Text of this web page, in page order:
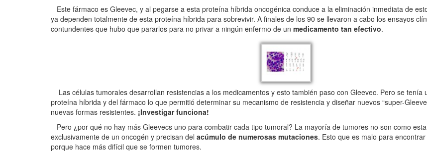
Este fármaco es Gleevec, y al pegarse a esta proteína híbrida oncogénica conduce a la eliminación inmediata de
ya dependen totalmente de esta proteína híbrida para sobrevivir. A finales de los 90 se llevaron a cabo los ensayos
contundentes que hubo que pararlos para no privar a ningún enfermo de un medicamento tan efectivo.
Las células tumorales desarrollan resistencias a los medicamentos y esto también paso con Gleevec. Pero se tenía
proteína híbrida y del fármaco lo que permitió determinar su mecanismo de resistencia y diseñar nuevos “super-
nuevas formas resistentes. ¡Investigar funciona!
Pero ¿por qué no hay más Gleevecs uno para combatir cada tipo tumoral? La mayoría de tumores no son como
exclusivamente de un oncogén y precisan del acúmulo de numerosas mutaciones. Esto que es malo para
porque hace más difícil que se formen tumores.